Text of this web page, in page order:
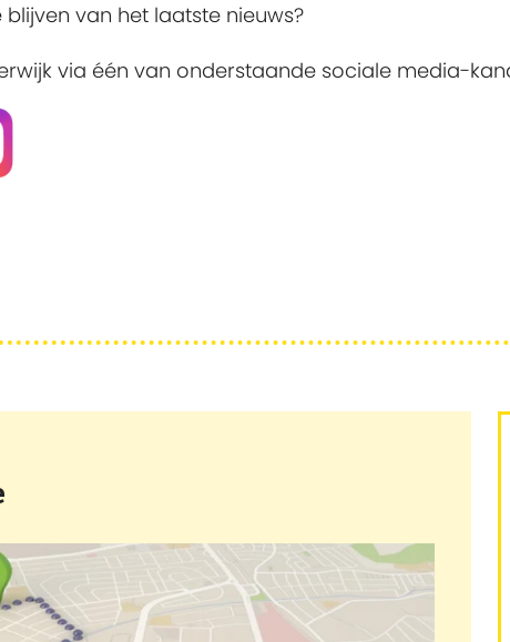
van het laatste nieuws?
via één van onderstaande sociale media-